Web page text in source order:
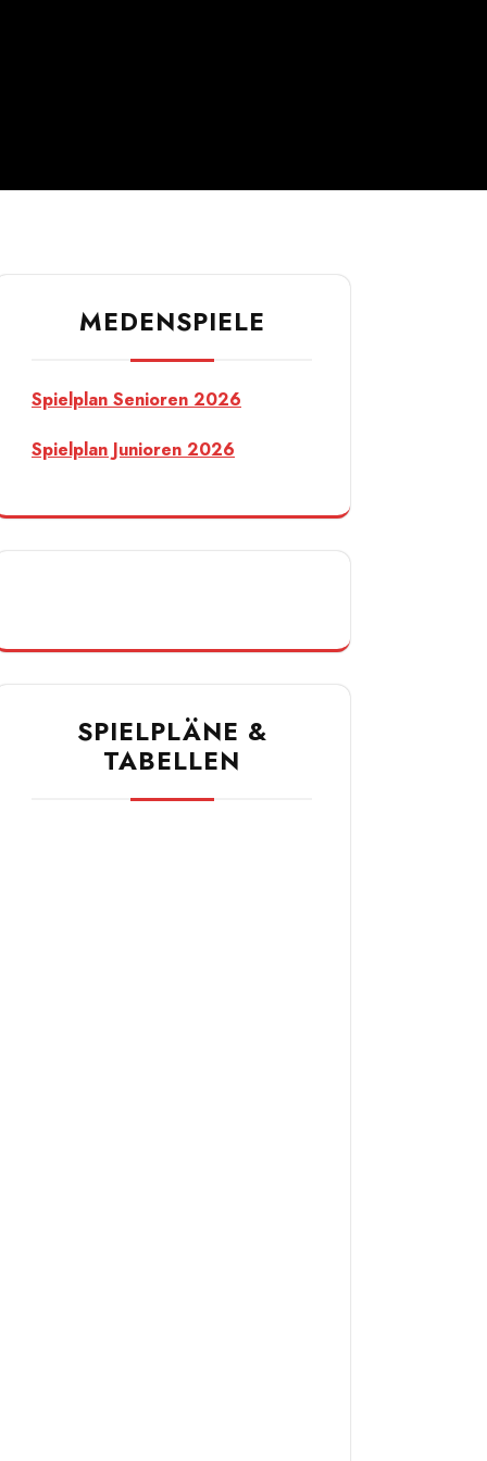
MEDENSPIELE
Spielplan Senioren 2026
Spielplan Junioren 2026
SPIELPLÄNE &
TABELLEN